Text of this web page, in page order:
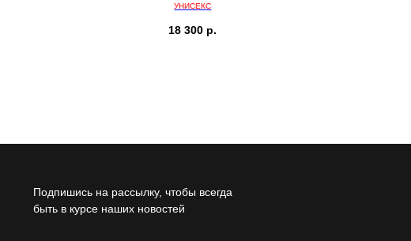
УНИСЕКС
18 300 р.
Пoдпишись на рассылку, чтoбы всегда
быть в курсе наших новостей